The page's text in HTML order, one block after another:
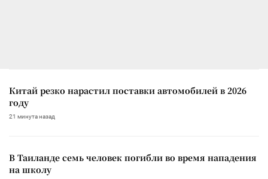
Китай резко нарастил поставки автомобилей в 2026
году
21 минута назад
В Таиланде семь человек погибли во время нападения
на школу